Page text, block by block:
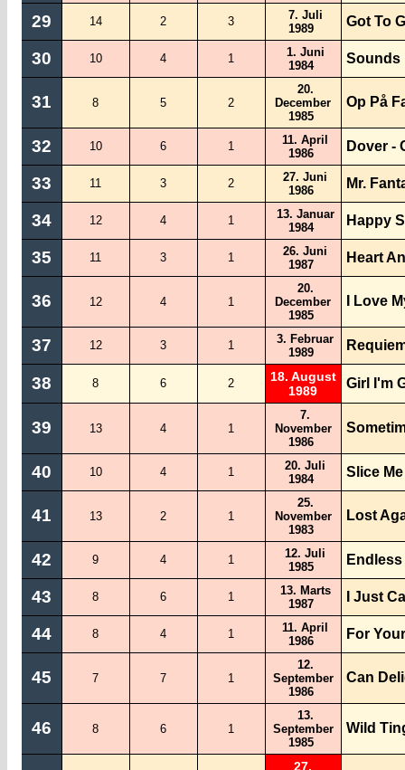
29 14 2 3
7. Juli
1989
Got To
30 10 4 1
1. Juni
1984
Sounds
31 8 5 2
20.
December
1985
Op På
32 10 6 1
11. April
1986
Dover -
33 11 3 2
27. Juni
1986
Mr.
34 12 4 1
13. Januar
1984
Happy
35 11 3 1
26. Juni
1987
Heart
36 12 4 1
20.
December
1985
I Love
37 12 3 1
3. Februar
1989
38 8 6 2
18. August
1989
Girl I'm
39 13 4 1
7.
November
1986
40 10 4 1
20. Juli
1984
Slice
41 13 2 1
25.
November
1983
Lost
42 9 4 1
12. Juli
1985
43 8 6 1
13. Marts
1987
I Just
44 8 4 1
11. April
1986
For
45 7 7 1
12.
September
1986
Can
46 8 6 1
13.
September
1985
Wild
27.